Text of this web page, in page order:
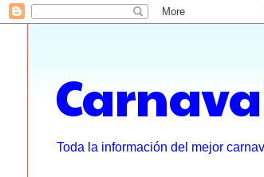
Toda la información del mejor